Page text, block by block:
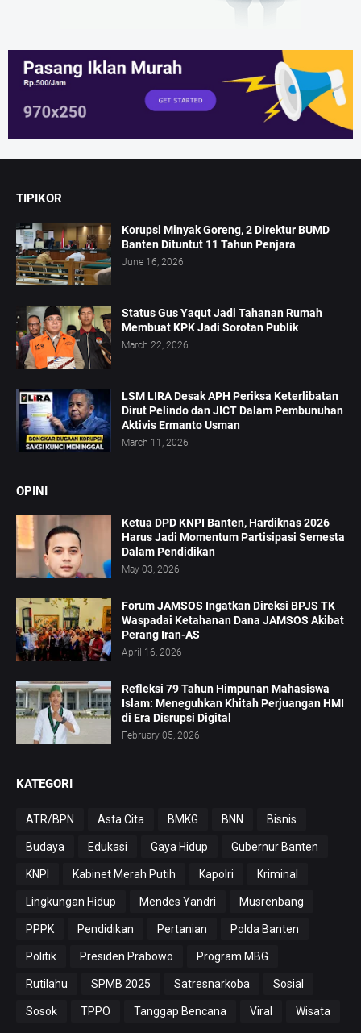
TIPIKOR
Korupsi Minyak Goreng, 2 Direktur BUMD
Banten Dituntut 11 Tahun Penjara
June 16, 2026
Status Gus Yaqut Jadi Tahanan Rumah
Membuat KPK Jadi Sorotan Publik
March 22, 2026
LSM LIRA Desak APH Periksa Keterlibatan
Dirut Pelindo dan JICT Dalam Pembunuhan
Aktivis Ermanto Usman
March 11, 2026
OPINI
Ketua DPD KNPI Banten, Hardiknas 2026
Harus Jadi Momentum Partisipasi Semesta
Dalam Pendidikan
May 03, 2026
Forum JAMSOS Ingatkan Direksi BPJS TK
Waspadai Ketahanan Dana JAMSOS Akibat
Perang Iran-AS
April 16, 2026
Refleksi 79 Tahun Himpunan Mahasiswa
Islam: Meneguhkan Khitah Perjuangan HMI
di Era Disrupsi Digital
February 05, 2026
KATEGORI
ATR/BPN Asta Cita BMKG BNN Bisnis
Budaya Edukasi Gaya Hidup Gubernur Banten
KNPI Kabinet Merah Putih Kapolri Kriminal
Lingkungan Hidup Mendes Yandri Musrenbang
PPPK Pendidikan Pertanian Polda Banten
Politik Presiden Prabowo Program MBG
Rutilahu SPMB 2025 Satresnarkoba Sosial
Sosok TPPO Tanggap Bencana Viral Wisata